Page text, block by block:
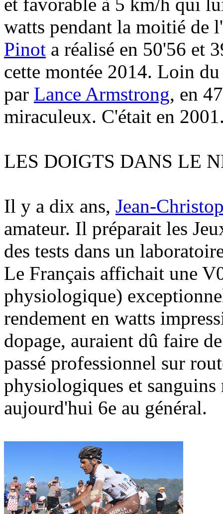
watts pendant la moitié de
Pinot a réalisé en 50'56 et
cette montée 2014. Loin
par Lance Armstrong, en
miraculeux. C'était en
LES DOIGTS DANS LE
Il y a dix ans, Jean-
amateur. Il préparait les
des tests dans un
Le Français affichait une
physiologique)
rendement en watts
dopage, auraient dû faire
passé professionnel sur
physiologiques et
aujourd'hui 6e au général.